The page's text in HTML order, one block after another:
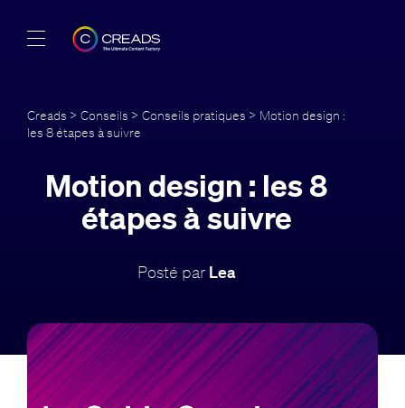
Offres
À propos
FR
Creads > Conseils > Conseils pratiques > Motion design :
les 8 étapes à suivre
Motion design : les 8
étapes à suivre
Posté par Lea